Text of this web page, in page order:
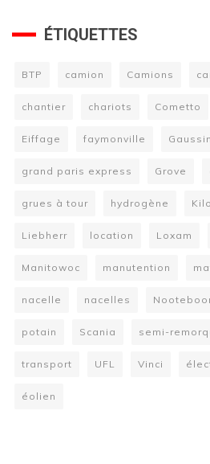
ÉTIQUETTES
BTP camion Camions
chantier chariots Cometto
Eiffage faymonville Gaussin
grand paris express Grove
grues à tour hydrogène
Liebherr location Loxam
Manitowoc manutention
nacelle nacelles
potain Scania semi-
transport UFL Vinci
éolien